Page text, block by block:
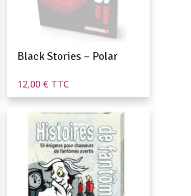
Black Stories – Polar
12,00 € TTC